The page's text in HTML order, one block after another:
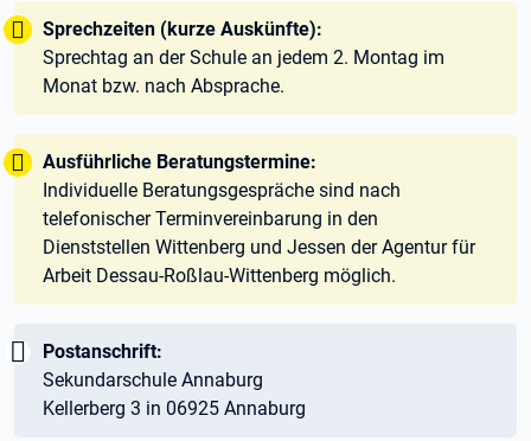
Tipp:
Sprechzeiten (kurze Auskünfte):
Sprechtag an der Schule an jedem 2. Montag im
Monat bzw. nach Absprache.
Tipp:
Ausführliche Beratungstermine:
Individuelle Beratungsgespräche sind nach
telefonischer Terminvereinbarung in den
Dienststellen Wittenberg und Jessen der Agentur für
Arbeit Dessau-Roßlau-Wittenberg möglich.
Wichtig:
Postanschrift:
Sekundarschule Annaburg
Kellerberg 3 in 06925 Annaburg